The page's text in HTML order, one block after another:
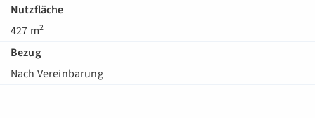
Nutzfläche
427 m2
Bezug
Nach Vereinbarung